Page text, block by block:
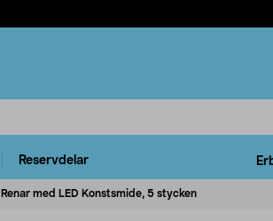
Reservdelar
Renar med LED Konstsmide, 5 stycken